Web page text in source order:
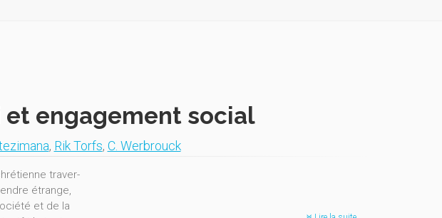
engagement social
, Rik Torfs, C. Werbrouck
traver-
étrange,
et de la